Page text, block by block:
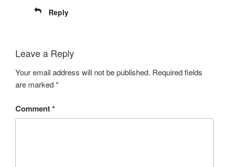
Reply
Leave a Reply
Your email address will not be published. Required fields
are marked*
Comment*